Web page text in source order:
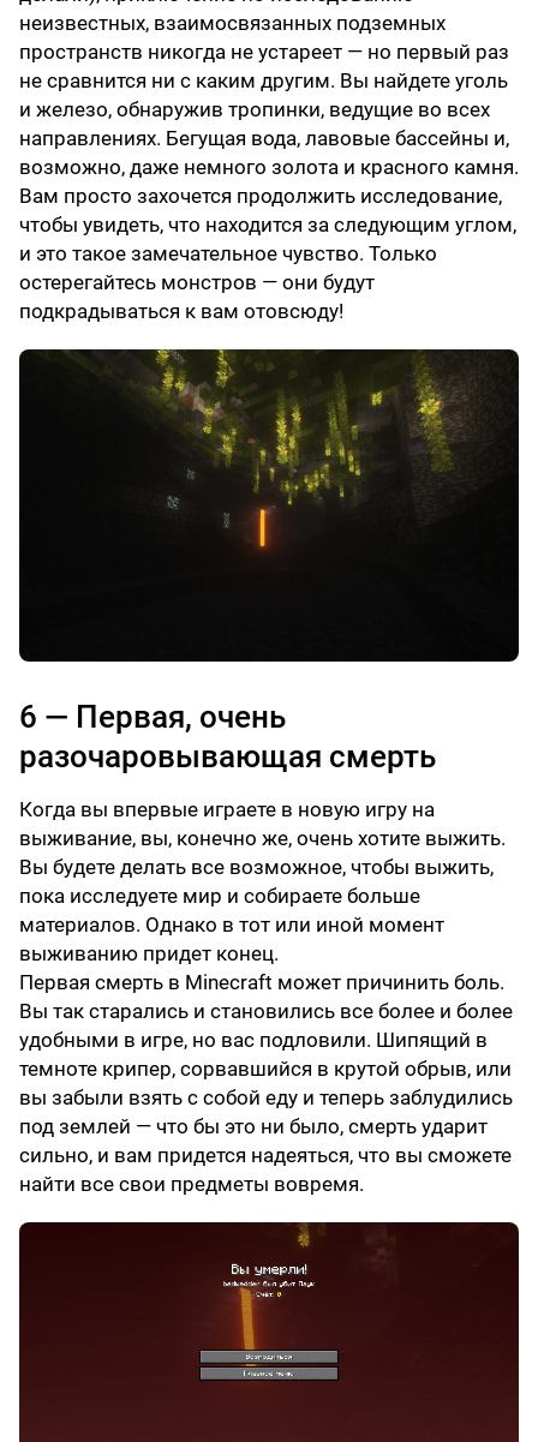
неизвестных, взаимосвязанных подземных
пространств никогда не устареет — но первый раз
не сравнится ни с каким другим. Вы найдете уголь
и железо, обнаружив тропинки, ведущие во всех
направлениях. Бегущая вода, лавовые бассейны и,
возможно, даже немного золота и красного камня.
Вам просто захочется продолжить исследование,
чтобы увидеть, что находится за следующим углом,
и это такое замечательное чувство. Только
остерегайтесь монстров — они будут
подкрадываться к вам отовсюду!
6 — Первая, очень
разочаровывающая смерть
Когда вы впервые играете в новую игру на
выживание, вы, конечно же, очень хотите выжить.
Вы будете делать все возможное, чтобы выжить,
пока исследуете мир и собираете больше
материалов. Однако в тот или иной момент
выживанию придет конец.
Первая смерть в Minecraft может причинить боль.
Вы так старались и становились все более и более
удобными в игре, но вас подловили. Шипящий в
темноте крипер, сорвавшийся в крутой обрыв, или
вы забыли взять с собой еду и теперь заблудились
под землей — что бы это ни было, смерть ударит
сильно, и вам придется надеяться, что вы сможете
найти все свои предметы вовремя.